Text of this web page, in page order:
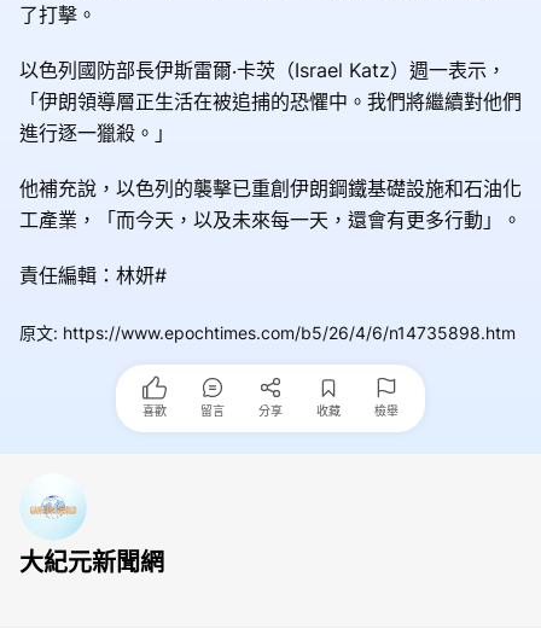
了打擊。
以色列國防部長伊斯雷爾‧卡茨（Israel Katz）週一表示，
「伊朗領導層正生活在被追捕的恐懼中。我們將繼續對他們
進行逐一獵殺。」
他補充說，以色列的襲擊已重創伊朗鋼鐵基礎設施和石油化
工產業，「而今天，以及未來每一天，還會有更多行動」。
責任編輯：林妍#
原文: https://www.epochtimes.com/b5/26/4/6/n14735898.htm
喜歡 留言 分享 收藏 檢舉
大紀元新聞網